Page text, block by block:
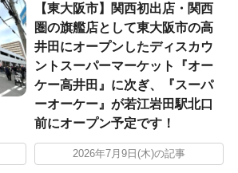
【東大阪市】関西初出店・関西
圏の旗艦店として東大阪市の高
井田にオープンしたディスカウ
ントスーパーマーケット『オー
ケー高井田』に次ぎ、『スーパ
ーオーケー』が若江岩田駅北口
前にオープン予定です！
2026年7月9日(木)の記事